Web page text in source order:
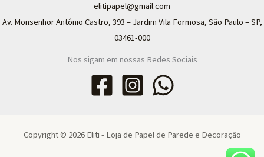
elitipapel@gmail.com​
Av. Monsenhor Antônio Castro, 393 – Jardim Vila Formosa, São Paulo – SP,
03461-000
Nos sigam em nossas Redes Sociais
Copyright © 2026 Eliti - Loja de Papel de Parede e Decoração